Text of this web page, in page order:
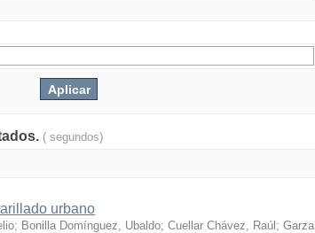
( segundos)
urbano
; Bonilla Domínguez, Ubaldo; Cuellar Chávez, Raúl ; Garza